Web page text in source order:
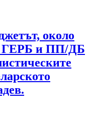
около
ГЕРБ и ПП/ДБ